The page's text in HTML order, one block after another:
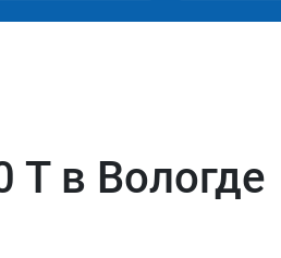
T в Вологде